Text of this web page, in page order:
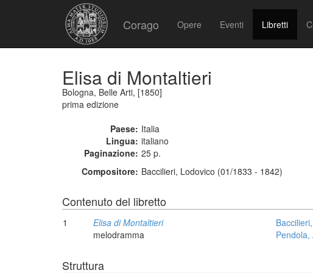
Corago Opere Eventi Libretti
Elisa di Montaltieri
Bologna, Belle Arti, [1850]
prima edizione
Paese: Italia
Lingua: italiano
Paginazione: 25 p.
Compositore: Baccilieri, Lodovico (01/1833 - 1842)
Contenuto del libretto
1
Elisa di Montaltieri
melodramma
Pendola,
Struttura